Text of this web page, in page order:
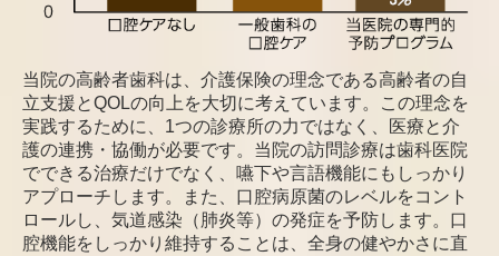
当院の高齢者歯科は、介護保険の理念である高齢者の自
立支援とQOLの向上を大切に考えています。この理念を
実践するために、1つの診療所の力ではなく、医療と介
護の連携・協働が必要です。当院の訪問診療は歯科医院
でできる治療だけでなく、嚥下や言語機能にもしっかり
アプローチします。また、口腔病原菌のレベルをコント
ロールし、気道感染（肺炎等）の発症を予防します。口
腔機能をしっかり維持することは、全身の健やかさに直